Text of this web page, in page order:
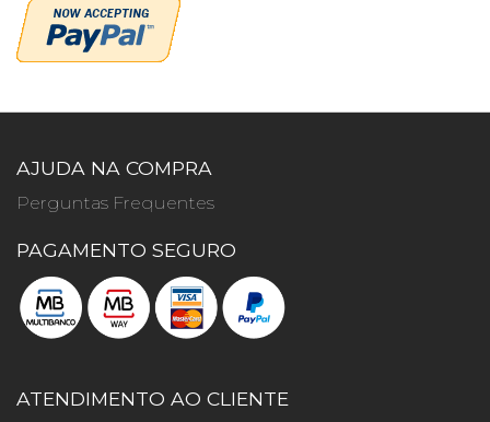
AJUDA NA COMPRA
Perguntas Frequentes
PAGAMENTO SEGURO
ATENDIMENTO AO CLIENTE